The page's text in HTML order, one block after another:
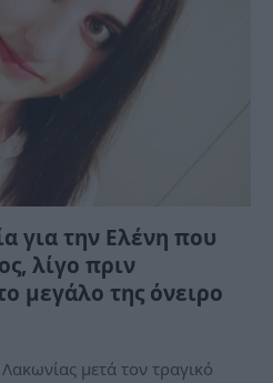
για την Ελένη που
λίγο πριν
μεγάλο της όνειρο
μετά τον τραγικό